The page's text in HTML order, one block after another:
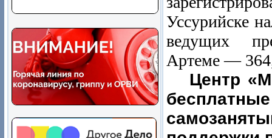
Уссурийске
ведущих
Артеме —
Центр